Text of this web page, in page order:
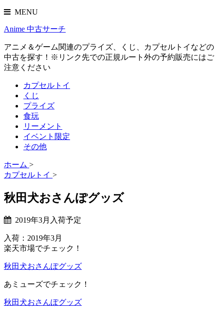
MENU
Anime 中古サーチ
アニメ＆ゲーム関連のプライズ、くじ、カプセルトイなどの
中古を探す！※リンク先での正規ルート外の予約販売にはご
注意ください
カプセルトイ
くじ
プライズ
食玩
リーメント
イベント限定
その他
ホーム >
カプセルトイ >
秋田犬おさんぽグッズ
2019年3月入荷予定
入荷：2019年3月
楽天市場でチェック！
秋田犬おさんぽグッズ
あミューズでチェック！
秋田犬おさんぽグッズ